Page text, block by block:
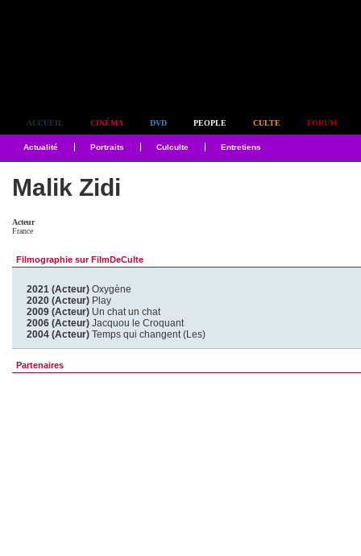
ACCUEIL CINÉMA DVD PEOPLE CULTE FORUM
Actualité Portraits Culculte Entretiens
Malik Zidi
Acteur
France
Filmographie sur FilmDeCulte
2021 (Acteur) Oxygène
2020 (Acteur) Play
2009 (Acteur) Un chat un chat
2006 (Acteur) Jacquou le Croquant
2004 (Acteur) Temps qui changent (Les)
Partenaires